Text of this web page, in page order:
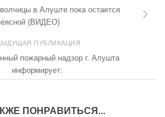
в Алуште пока остается
(ВИДЕО)
ПУБЛИКАЦИЯ
пожарный надзор г. Алушта
информирует:
ПОНРАВИТЬСЯ...